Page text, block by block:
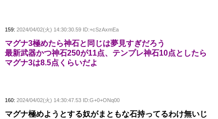
159: 2024/04/02(火) 14:30:30.59 ID:+cSzAxmEa
マグナ3極めたら神石と同じは夢見すぎだろう
最新武器かつ神石250が11点、テンプレ神石10点としたら
マグナ3は8.5点くらいだよ
160: 2024/04/02(火) 14:30:47.53 ID:G+0+ONq00
マグナ極めようとする奴がまともな石持ってるわけ無いじ